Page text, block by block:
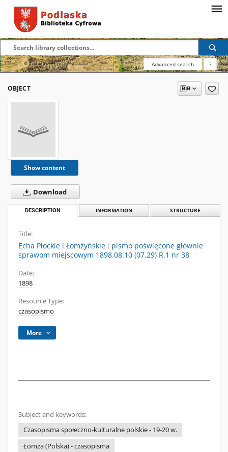
Advanced search ?
OBJECT
Show content
Download
DESCRIPTION INFORMATION STRUCTURE
Title:
Echa Płockie i Łomżyńskie : pismo poświęcone głównie
sprawom miejscowym 1898.08.10 (07.29) R.1 nr 38
Date:
1898
Resource Type:
czasopismo
More
Subject and keywords:
Czasopisma społeczno-kulturalne polskie - 19-20 w.
Łomża (Polska) - czasopisma